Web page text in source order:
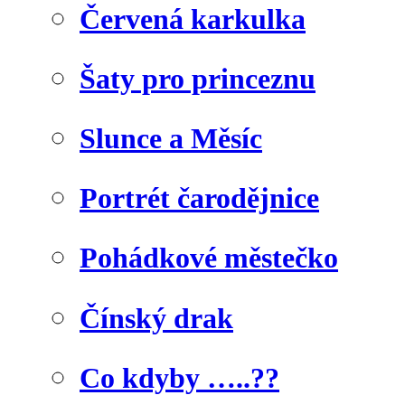
Červená karkulka
Šaty pro princeznu
Slunce a Měsíc
Portrét čarodějnice
Pohádkové městečko
Čínský drak
Co kdyby …..??